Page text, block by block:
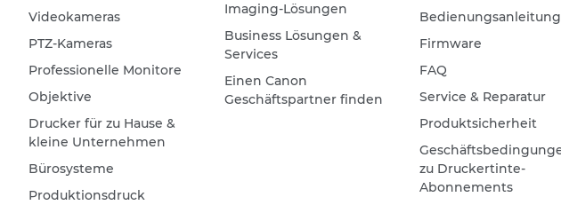
Videokameras
PTZ-Kameras
Professionelle Monitore
Objektive
Drucker für zu Hause &
kleine Unternehmen
Bürosysteme
Produktionsdruck
Imaging-Lösungen
Business Lösungen &
Services
Einen Canon
Geschäftspartner finden
Firmware
FAQ
Service & Reparatur
Produktsicherheit
zu Druckertinte-
Abonnements